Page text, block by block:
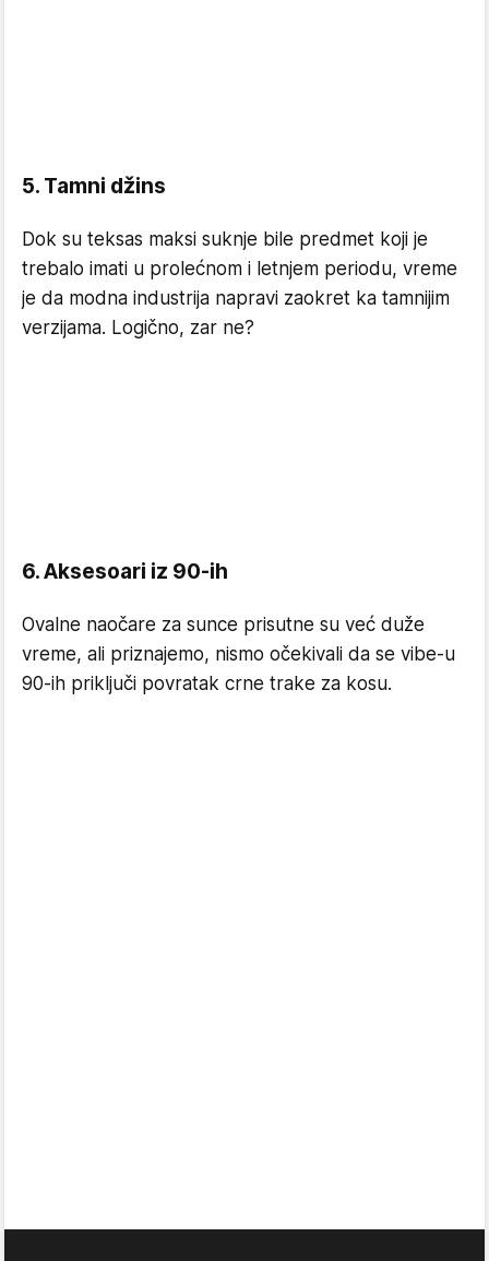
5. Tamni džins
Dok su teksas maksi suknje bile predmet koji je
trebalo imati u prolećnom i letnjem periodu, vreme
je da modna industrija napravi zaokret ka tamnijim
verzijama. Logično, zar ne?
6. Aksesoari iz 90-ih
Ovalne naočare za sunce prisutne su već duže
vreme, ali priznajemo, nismo očekivali da se vibe-u
90-ih priključi povratak crne trake za kosu.